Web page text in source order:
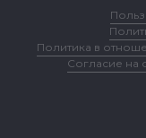
Политика в
Согласие на